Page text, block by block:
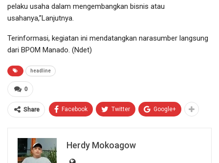
pelaku usaha dalam mengembangkan bisnis atau
usahanya,”Lanjutnya.
Terinformasi, kegiatan ini mendatangkan narasumber langsung
dari BPOM Manado. (Ndet)
headline
0
Share Facebook Twitter Google+
Herdy Mokoagow